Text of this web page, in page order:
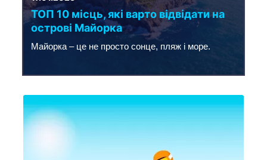
ТОП 10 місць, які варто відвідати на
острові Майорка
Майорка – це не просто сонце, пляж і море.